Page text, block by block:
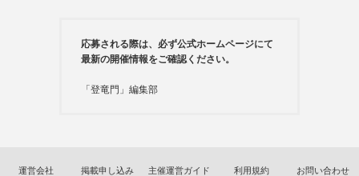
応募される際は、必ず公式ホームページにて
最新の開催情報をご確認ください。
「登竜門」編集部
運営会社 掲載申し込み 主催運営ガイド 利用規約 お問い合わせ